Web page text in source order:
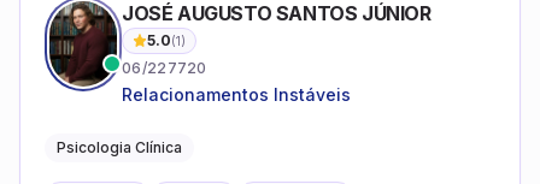
JOSÉ AUGUSTO SANTOS JÚNIOR
5.0(1)
06/227720
Relacionamentos Instáveis
Psicologia Clínica